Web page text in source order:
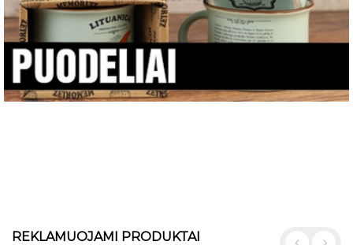
REKLAMUOJAMI PRODUKTAI